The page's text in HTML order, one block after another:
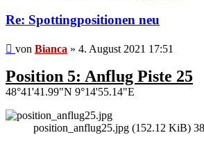
Re: Spottingpositionen neu
Beitrag
von Bianca » 4. August 2021 17:51
Position 5: Anflug Piste 25
48°41'41.99"N 9°14'55.14"E
position_anflug25.jpg (152.12 KiB)